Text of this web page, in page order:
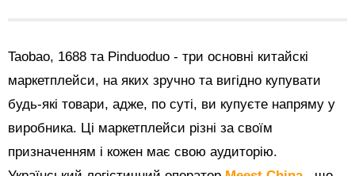
Taobao, 1688 та Pinduoduo - три основні китайскі
маркетплейси, на яких зручно та вигідно купувати
будь-які товари, адже, по суті, ви купуєте напряму у
виробника. Ці маркетплейси різні за своїм
призначенням і кожен має свою аудиторію.